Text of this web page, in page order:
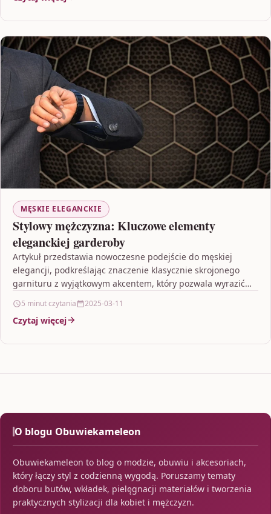
MĘSKIE ELEGANCKIE
Stylowy mężczyzna: Kluczowe elementy
eleganckiej garderoby
Artykuł przedstawia nowoczesne podejście do męskiej
elegancji, podkreślając znaczenie klasycznie skrojonego
garnituru z wyjątkowym akcentem, który pozwala wyrazić
5 minut czytania 2025-03-11
Czytaj więcej
O blogu Obuwiekameleon
Obuwiekameleon to blog o modzie, obuwiu i akcesoriach,
który łączy styl z codzienną wygodą. Poruszamy tematy
doboru butów, wkładek, pielęgnacji materiałów i tworzenia
praktycznych stylizacji dla kobiet i mężczyzn.